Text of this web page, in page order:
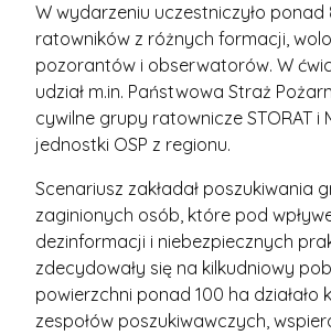
W wydarzeniu uczestniczyło ponad
ratowników z różnych formacji,
pozorantów i obserwatorów. W
udział m.in. Państwowa Straż
cywilne grupy ratownicze STORAT i
jednostki OSP z regionu.
Scenariusz zakładał poszukiwania
zaginionych osób, które pod
dezinformacji i niebezpiecznych
zdecydowały się na kilkudniowy
powierzchni ponad 100 ha działało
zespołów poszukiwawczych,